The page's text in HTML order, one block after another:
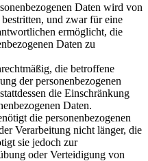
Daten wird von
und zwar für eine
ermöglicht, die
Daten zu
die betroffene
der personenbezogenen
die Einschränkung
Daten.
die personenbezogenen
Verarbeitung nicht länger, die
sie jedoch zur
oder Verteidigung von